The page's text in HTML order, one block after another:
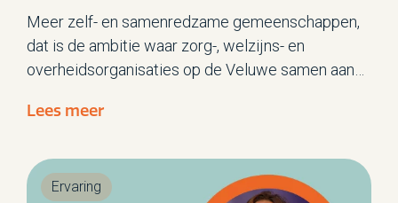
Meer zelf- en samenredzame gemeenschappen,
dat is de ambitie waar zorg-, welzijns- en
overheidsorganisaties op de Veluwe samen aan
projecten die bijdraagt aan het verwezenlijken
project om o.a. te werken aan kwaliteit van leven
en werkplezier in deze regio, meer
Lees meer
Ervaring